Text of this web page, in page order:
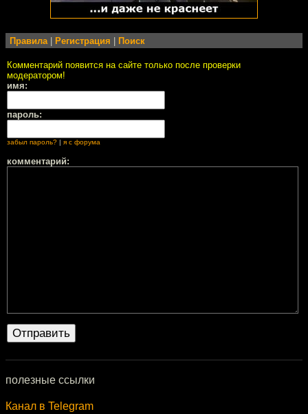
Правила Регистрация Поиск
Комментарий появится на сайте только после проверки
модератором!
имя:
пароль:
забыл пароль? | я с форума
комментарий:
полезные ссылки
Канал в Telegram